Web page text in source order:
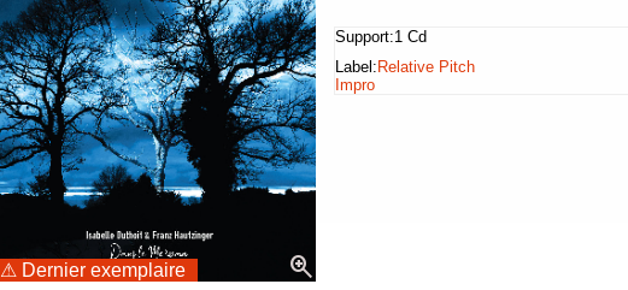
zoom_in
⚠ Dernier exemplaire
Support:1 Cd
Label: Relative Pitch
Impro